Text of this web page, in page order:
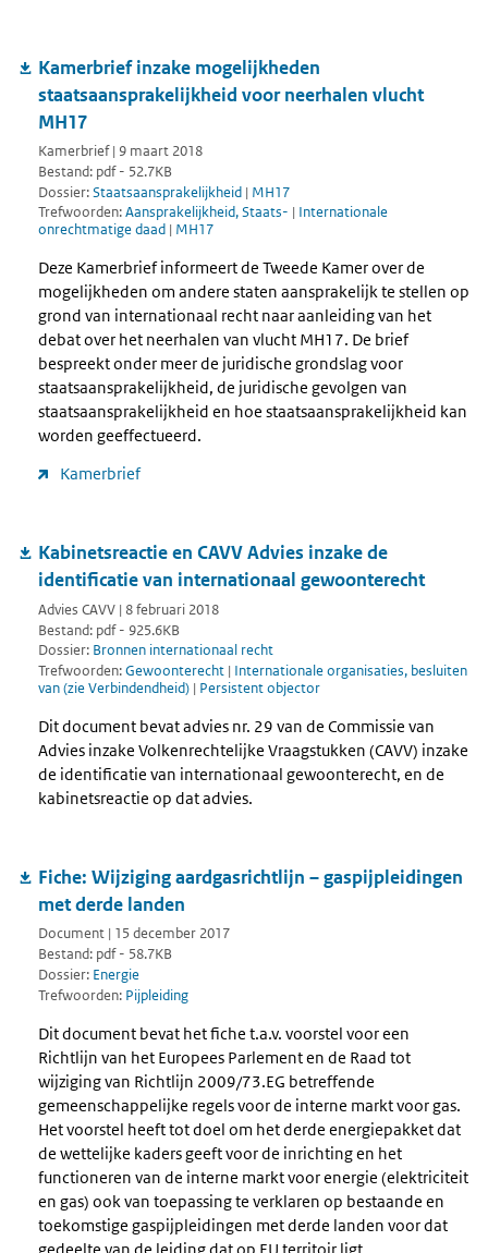
Kamerbrief inzake mogelijkheden
staatsaansprakelijkheid voor neerhalen vlucht
MH17
Kamerbrief | 9 maart 2018
Bestand: pdf - 52.7KB
Dossier:Staatsaansprakelijkheid | MH17
Trefwoorden:Aansprakelijkheid, Staats- | Internationale
onrechtmatige daad | MH17
Deze Kamerbrief informeert de Tweede Kamer over de
mogelijkheden om andere staten aansprakelijk te stellen op
grond van internationaal recht naar aanleiding van het
debat over het neerhalen van vlucht MH17. De brief
bespreekt onder meer de juridische grondslag voor
staatsaansprakelijkheid, de juridische gevolgen van
staatsaansprakelijkheid en hoe staatsaansprakelijkheid kan
worden geeffectueerd.
Kamerbrief
Kabinetsreactie en CAVV Advies inzake de
identificatie van internationaal gewoonterecht
Advies CAVV | 8 februari 2018
Bestand: pdf - 925.6KB
Dossier: Bronnen internationaal recht
Trefwoorden:Gewoonterecht | Internationale organisaties, besluiten
van (zie Verbindendheid) | Persistent objector
Dit document bevat advies nr. 29 van de Commissie van
Advies inzake Volkenrechtelijke Vraagstukken (CAVV) inzake
de identificatie van internationaal gewoonterecht, en de
kabinetsreactie op dat advies.
Fiche: Wijziging aardgasrichtlijn – gaspijpleidingen
met derde landen
Document | 15 december 2017
Bestand: pdf - 58.7KB
Dossier: Energie
Trefwoorden: Pijpleiding
Dit document bevat het fiche t.a.v. voorstel voor een
Richtlijn van het Europees Parlement en de Raad tot
wijziging van Richtlijn 2009/73.EG betreffende
gemeenschappelijke regels voor de interne markt voor gas.
Het voorstel heeft tot doel om het derde energiepakket dat
de wettelijke kaders geeft voor de inrichting en het
functioneren van de interne markt voor energie (elektriciteit
en gas) ook van toepassing te verklaren op bestaande en
toekomstige gaspijpleidingen met derde landen voor dat
gedeelte van de leiding dat op EU territoir ligt.